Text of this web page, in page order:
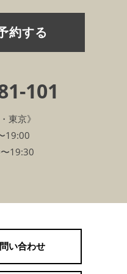
約する
101
東京》
19:00
19:30
い合わせ